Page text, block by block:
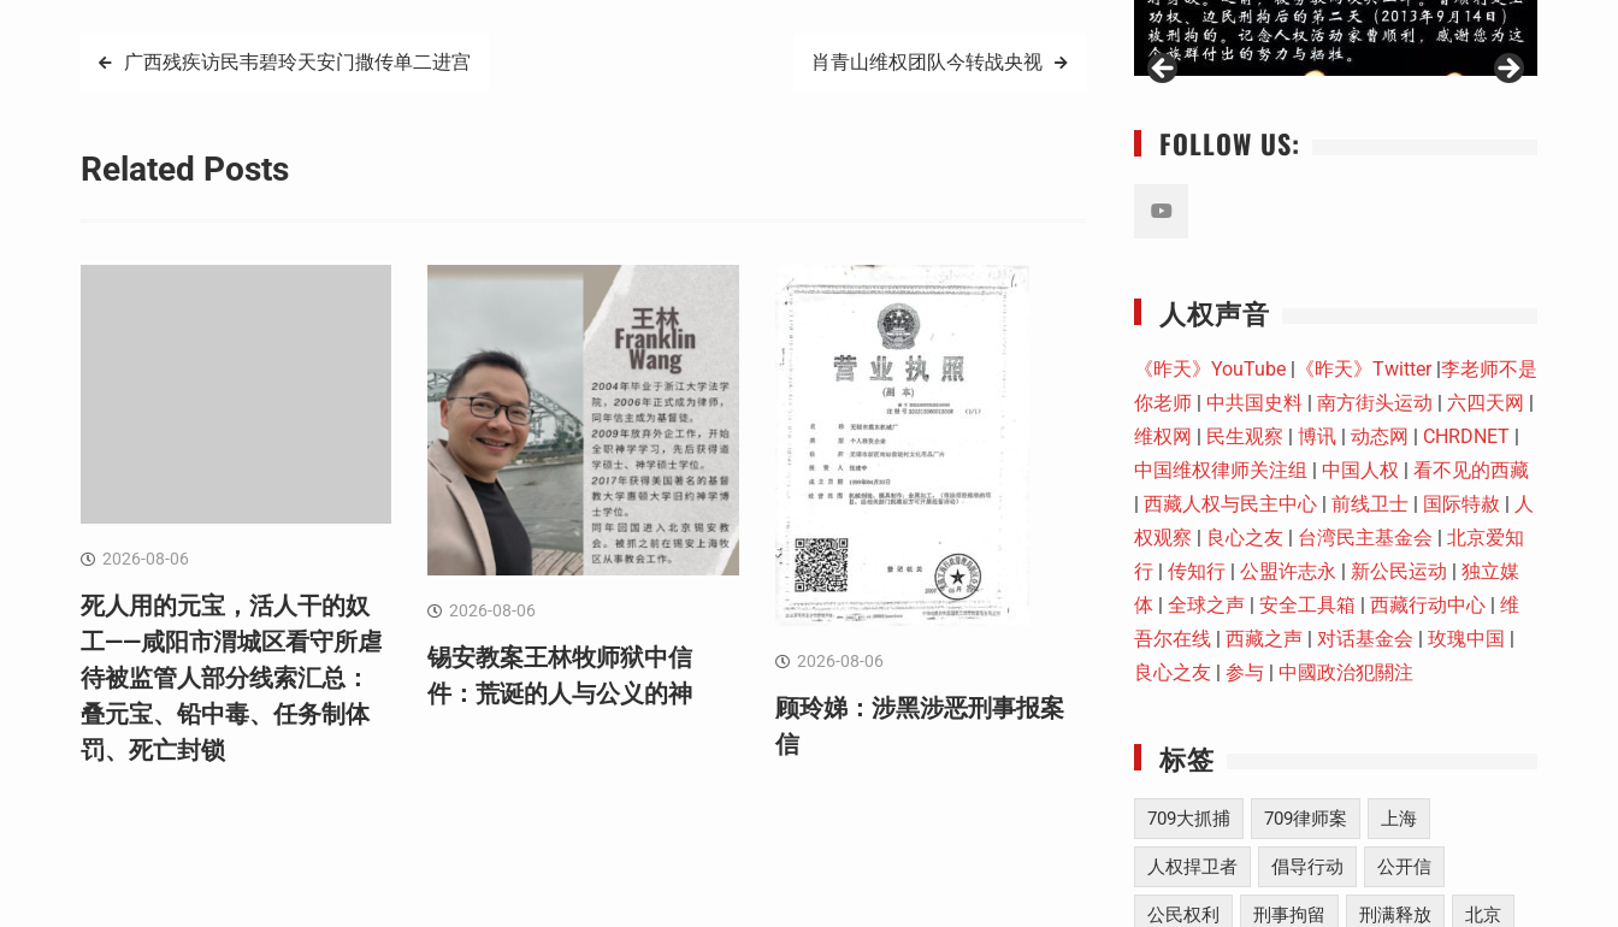
文
导
广西残疾访民韦碧玲天安门撒传单二进宫 肖青山维权团队今转战央视
Related Posts
2026-08-06
死人用的元宝，活人干的奴
工——咸阳市渭城区看守所虐
待被监管人部分线索汇总：
叠元宝、铅中毒、任务制体
罚、死亡封锁
2026-08-06
锡安教案王林牧师狱中信
件：荒诞的人与公义的神
2026-08-06
顾玲娣：涉黑涉恶刑事报案
信
FOLLOW US:
人权声音
《昨天》YouTube | 《昨天》Twitter|李老师不是
你老师 | 中共国史料 | 南方街头运动 | 六四天网 |
维权网 | 民生观察 | 博讯 | 动态网 | CHRDNET |
中国维权律师关注组 | 中国人权 | 看不见的西藏
| 西藏人权与民主中心 | 前线卫士 | 国际特赦 | 人
权观察 | 良心之友 | 台湾民主基金会 | 北京爱知
行 | 传知行 | 公盟许志永 | 新公民运动 | 独立媒
体 | 全球之声 | 安全工具箱 | 西藏行动中心 | 维
吾尔在线 | 西藏之声 | 对话基金会 | 玫瑰中国 |
良心之友 | 参与 | 中國政治犯關注
标签
709大抓捕 709律师案 上海
人权捍卫者 倡导行动 公开信
公民权利 刑事拘留 刑满释放 北京